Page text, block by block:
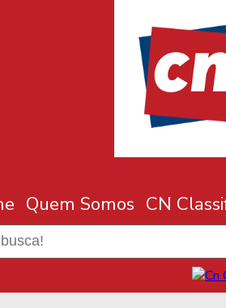
Quem Somos CN